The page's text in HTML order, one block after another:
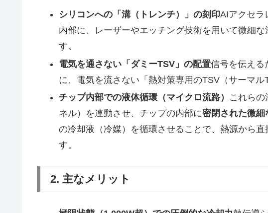
シリコンへの「溝（トレンチ）」の刻印AIアクセラ
内部に、レーザーやエッチング技術を用いて微細
す。
電気を通さない「ダミーTSV」の配置信号を伝える
に、電気を流さない「熱対策専用のTSV（サーマル
チップ内部での液体循環（マイクロ流路）
これらの
ネル）を連動させ、チップの内部に密閉された微細
の冷却液（冷媒）を循環させることで、熱源から
す。
2. 主なメリット